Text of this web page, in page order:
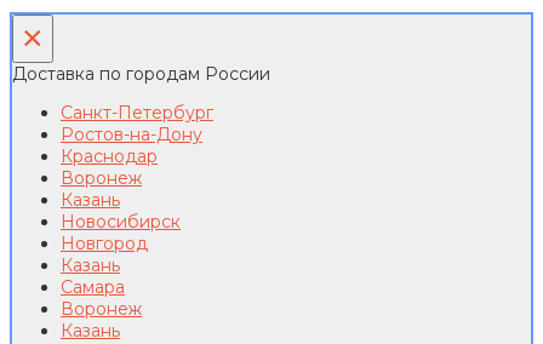
×
Доставка по городам России
Санкт-Петербург
Ростов-на-Дону
Краснодар
Воронеж
Казань
Новосибирск
Новгород
Казань
Самара
Воронеж
Казань